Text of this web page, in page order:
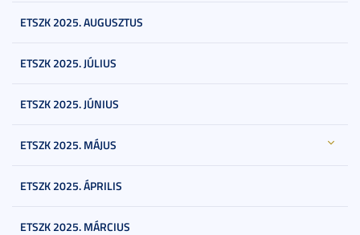
ETSZK 2025. AUGUSZTUS
ETSZK 2025. JÚLIUS
ETSZK 2025. JÚNIUS
ETSZK 2025. MÁJUS
ETSZK 2025. ÁPRILIS
ETSZK 2025. MÁRCIUS